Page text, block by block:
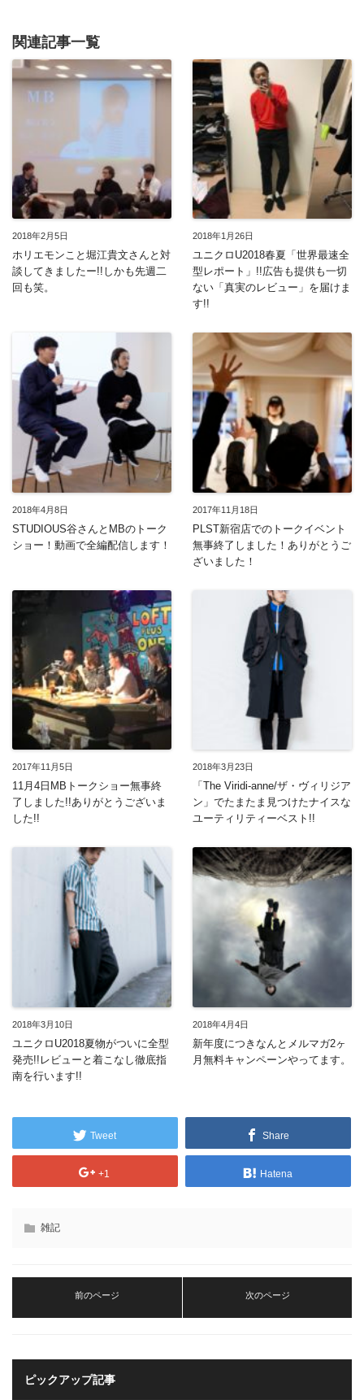
関連記事一覧
2018年2月5日
ホリエモンこと堀江貴文さんと対
談してきましたー!!しかも先週二
回も笑。
2018年1月26日
ユニクロU2018春夏「世界最速全
型レポート」!!広告も提供も一切
ない「真実のレビュー」を届けま
す!!
2018年4月8日
STUDIOUS谷さんとMBのトーク
ショー！動画で全編配信します！
2017年11月18日
PLST新宿店でのトークイベント
無事終了しました！ありがとうご
ざいました！
2017年11月5日
11月4日MBトークショー無事終
了しました!!ありがとうございま
した!!
2018年3月23日
「The Viridi-anne/ザ・ヴィリジア
ン」でたまたま見つけたナイスな
ユーティリティーベスト!!
2018年3月10日
ユニクロU2018夏物がついに全型
発売!!レビューと着こなし徹底指
南を行います!!
2018年4月4日
新年度につきなんとメルマガ2ヶ
月無料キャンペーンやってます。
Tweet Share
+1 Hatena
雑記
前のページ 次のページ
ピックアップ記事